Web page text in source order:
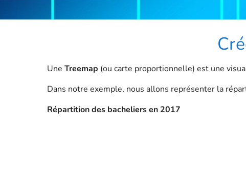
Une Treemap (ou carte proportionnelle) est une
Dans notre exemple, nous allons représenter la
Répartition des bacheliers en 2017